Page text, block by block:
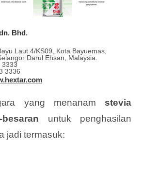
Bhd.
Laut 4/KS09, Kota Bayuemas,
Darul Ehsan, Malaysia.
3333
3336
yang menanam stevia
untuk penghasilan
jadi termasuk: